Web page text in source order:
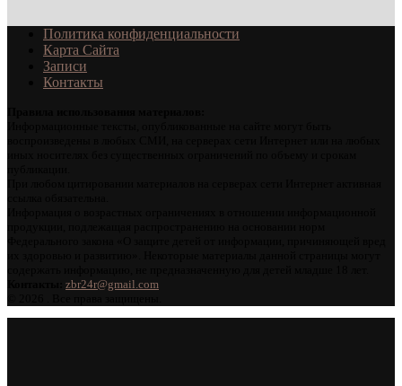
Политика конфиденциальности
Карта Сайта
Записи
Контакты
zbr24r@gmail.com